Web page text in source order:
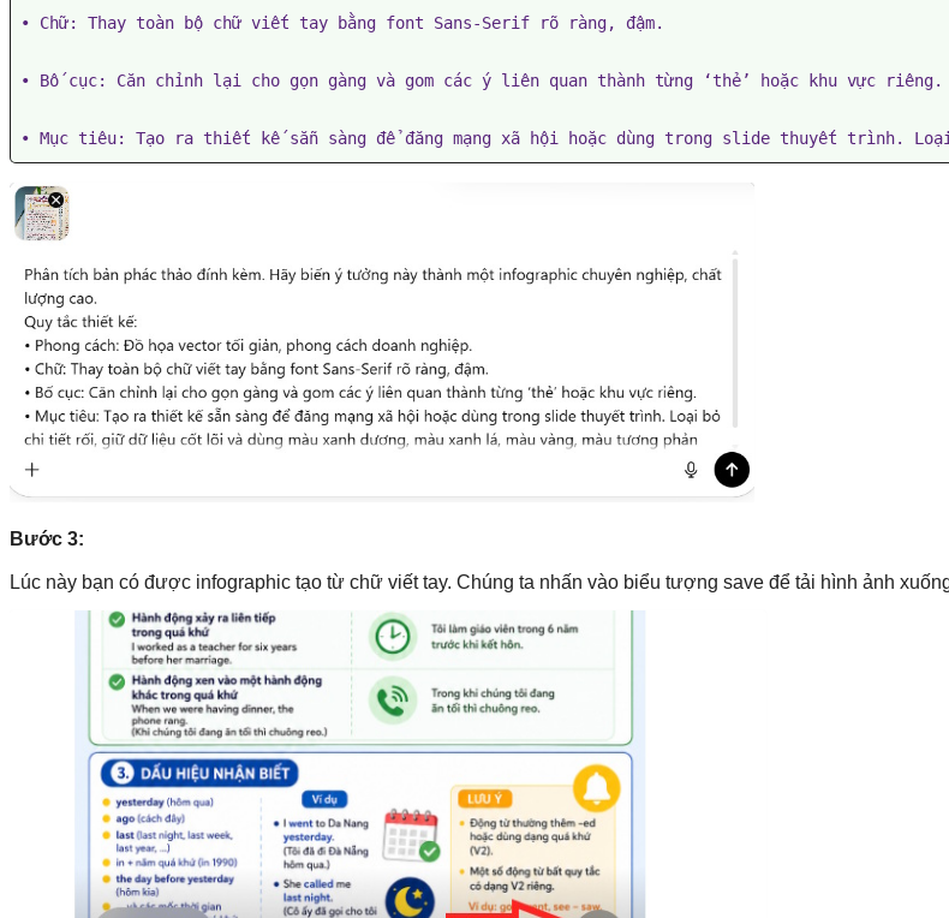
Bước 3:
Lúc này bạn có được infographic tạo từ chữ viết tay. Chúng ta nhấn vào biểu tượng save để tải hình ảnh xuống.